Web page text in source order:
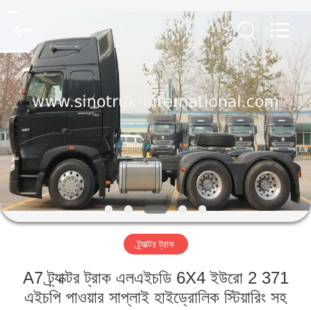
বাড়ি
পণ্য
আমাদের
সম্বন্ধে
কারখানা
গুণমান
Reserved.
ট্র্যাক্টর ট্রাক
A7 ট্র্যাক্টর ট্রাক এলএইচডি 6X4 ইউরো 2 371
এইচপি পাওয়ার সাপ্লাই হাইড্রোলিক স্টিয়ারিং সহ